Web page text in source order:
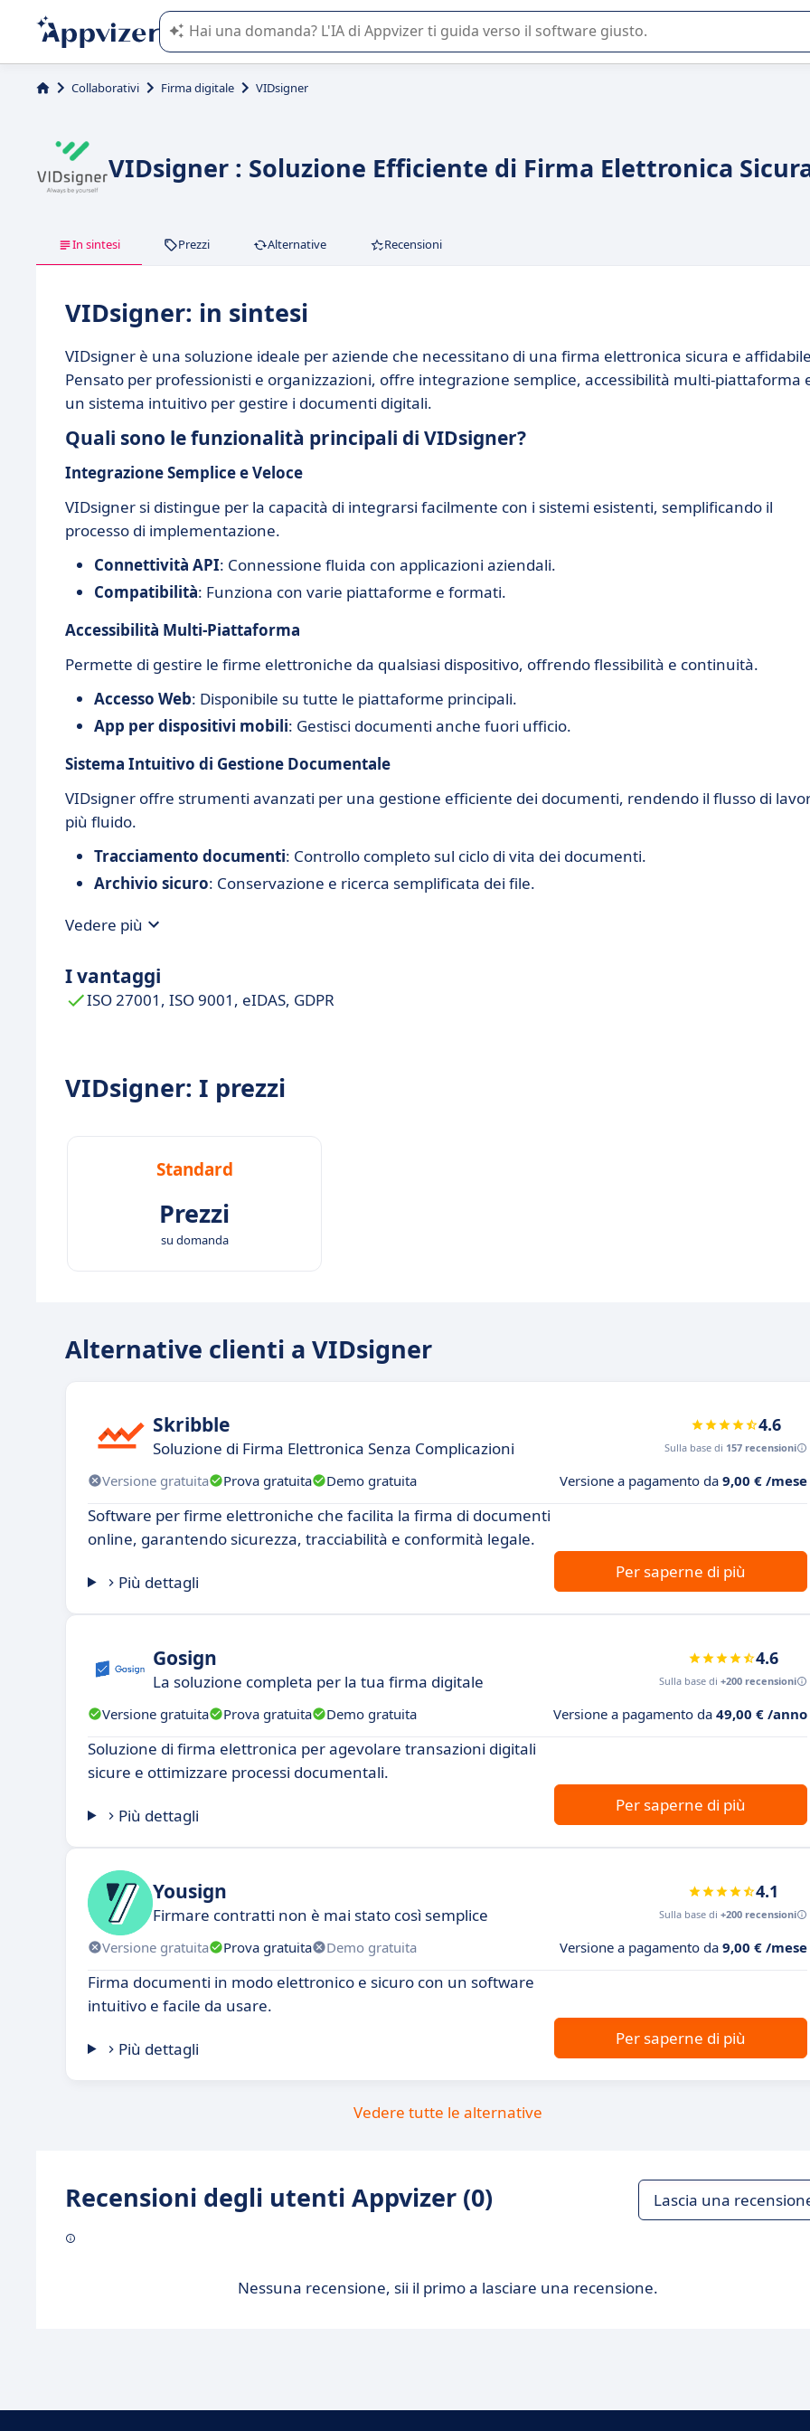
L'IA di Appvizer vi guida nell'utilizzo o nella scelta di un software SaaS per la vostra azienda.
Collaborativi Firma digitale VIDsigner
VIDsigner : Soluzione Efficiente di Firma Elettronica
In sintesi Prezzi Alternative Recensioni
VIDsigner: in sintesi
VIDsigner è una soluzione ideale per aziende che necessitano di una firma elettronica sicura e
Pensato per professionisti e organizzazioni, offre integrazione semplice, accessibilità multi-piattaforma
un sistema intuitivo per gestire i documenti digitali.
Quali sono le funzionalità principali di VIDsigner?
Integrazione Semplice e Veloce
VIDsigner si distingue per la capacità di integrarsi facilmente con i sistemi esistenti, semplificando il
processo di implementazione.
Connettività API: Connessione fluida con applicazioni aziendali.
Compatibilità: Funziona con varie piattaforme e formati.
Accessibilità Multi-Piattaforma
Permette di gestire le firme elettroniche da qualsiasi dispositivo, offrendo flessibilità e continuità.
Accesso Web: Disponibile su tutte le piattaforme principali.
App per dispositivi mobili: Gestisci documenti anche fuori ufficio.
Sistema Intuitivo di Gestione Documentale
VIDsigner offre strumenti avanzati per una gestione efficiente dei documenti, rendendo il flusso di
più fluido.
Tracciamento documenti: Controllo completo sul ciclo di vita dei documenti.
Archivio sicuro: Conservazione e ricerca semplificata dei file.
Vedere più
I vantaggi
ISO 27001, ISO 9001, eIDAS, GDPR
VIDsigner: I prezzi
Standard
Prezzi
su domanda
Alternative clienti a VIDsigner
Skribble
Soluzione di Firma Elettronica Senza Complicazioni
4.6
Sulla base di 157 recensioni
Versione gratuita Prova gratuita Demo gratuita Versione a pagamento da 9,00 € /mese
Software per firme elettroniche che facilita la firma di documenti
online, garantendo sicurezza, tracciabilità e conformità legale.
Più dettagli
Per saperne di più
Gosign
La soluzione completa per la tua firma digitale
4.6
Sulla base di +200 recensioni
Versione gratuita Prova gratuita Demo gratuita Versione a pagamento da 49,00 € /anno
Soluzione di firma elettronica per agevolare transazioni digitali
sicure e ottimizzare processi documentali.
Più dettagli
Per saperne di più
Yousign
Firmare contratti non è mai stato così semplice
4.1
Sulla base di +200 recensioni
Versione gratuita Prova gratuita Demo gratuita Versione a pagamento da 9,00 € /mese
Firma documenti in modo elettronico e sicuro con un software
intuitivo e facile da usare.
Più dettagli
Per saperne di più
Vedere tutte le alternative
Recensioni degli utenti Appvizer (0) Lascia una
Nessuna recensione, sii il primo a lasciare una recensione.